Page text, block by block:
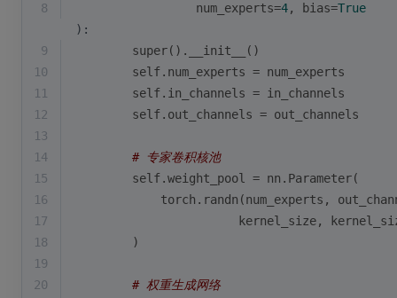
8
                 num_experts=
4, bias=True
):
9
super().__init__()
10
        self.num_experts = num_experts
11
        self.in_channels = in_channels
12
        self.out_channels = out_channels
13
14
# 专家卷积核池
15
        self.weight_pool = nn.Parameter(
16
torch.randn(num_experts,
17
kernel_size,
18
        )
19
20
# 权重生成网络